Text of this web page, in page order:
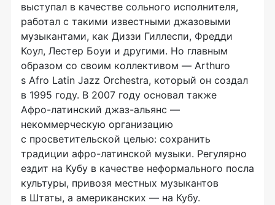
выступал в качестве сольного исполнителя,
работал с такими известными джазовыми
музыкантами, как Диззи Гиллеспи, Фредди
Коул, Лестер Боуи и другими. Но главным
образом со своим коллективом — Arthuro
s Afro Latin Jazz Orchestra, который он создал
в 1995 году. В 2007 году основал также
Афро-латинский джаз-альянс —
некоммерческую организацию
с просветительской целью: сохранить
традиции афро-латинской музыки. Регулярно
ездит на Кубу в качестве неформального посла
культуры, привозя местных музыкантов
в Штаты, а американских — на Кубу.